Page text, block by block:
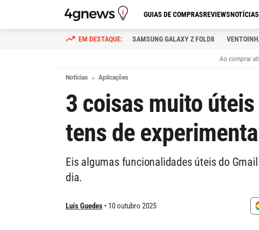
GUIAS DE COMPRASREVIEWSNOTÍCIAS
SAMSUNG GALAXY Z FOLD8
Ao comprar
Notícias Aplicações
3 coisas muito
tens de
Eis algumas funcionalidades úteis do
dia.
Luís Guedes 10 outubro 2025